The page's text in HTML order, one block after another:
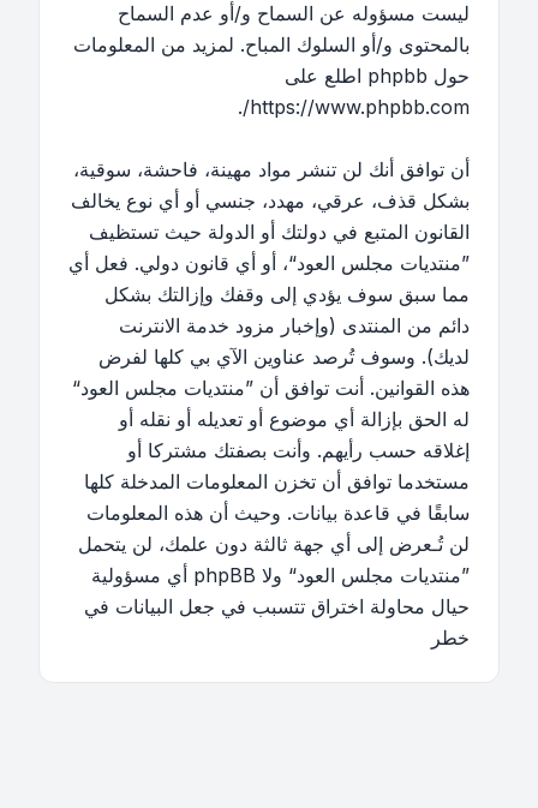
ليست مسؤوله عن السماح و/أو عدم السماح
بالمحتوى و/أو السلوك المباح. لمزيد من المعلومات
حول phpbb اطلع على
https://www.phpbb.com/
.
أن توافق أنك لن تنشر مواد مهينة، فاحشة، سوقية،
بشكل قذف، عرقي، مهدد، جنسي أو أي نوع يخالف
القانون المتبع في دولتك أو الدولة حيث تستظيف
”منتديات مجلس العود“، أو أي قانون دولي. فعل أي
مما سبق سوف يؤدي إلى وقفك وإزالتك بشكل
دائم من المنتدى (وإخبار مزود خدمة الانترنت
لديك). وسوف تُرصد عناوين الآي بي كلها لفرض
هذه القوانين. أنت توافق أن ”منتديات مجلس العود“
له الحق بإزالة أي موضوع أو تعديله أو نقله أو
إغلاقه حسب رأيهم. وأنت بصفتك مشتركا أو
مستخدما توافق أن تخزن المعلومات المدخلة كلها
سابقًا في قاعدة بيانات. وحيث أن هذه المعلومات
لن تُـعرض إلى أي جهة ثالثة دون علمك، لن يتحمل
”منتديات مجلس العود“ ولا phpBB أي مسؤولية
حيال محاولة اختراق تتسبب في جعل البيانات في
خطر